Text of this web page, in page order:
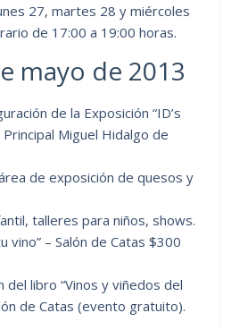
27, martes 28 y miércoles
de 17:00 a 19:00 horas.
mayo de 2013
de la Exposición “ID’s
Miguel Hidalgo de
de exposición de quesos y
talleres para niños, shows.
vino” – Salón de Catas $300
del libro “Vinos y viñedos del
de Catas (evento gratuito).